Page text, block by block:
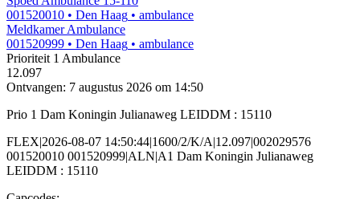
001520010 • Den Haag • ambulance
Meldkamer Ambulance
001520999 • Den Haag • ambulance
Prioriteit 1 Ambulance
12.097
Ontvangen: 7 augustus 2026 om 14:50
Prio 1 Dam Koningin Julianaweg LEIDDM : 15110
FLEX|2026-08-07 14:50:44|1600/2/K/A|12.097|002029576
001520010 001520999|ALN|A1 Dam Koningin Julianaweg
LEIDDM : 15110